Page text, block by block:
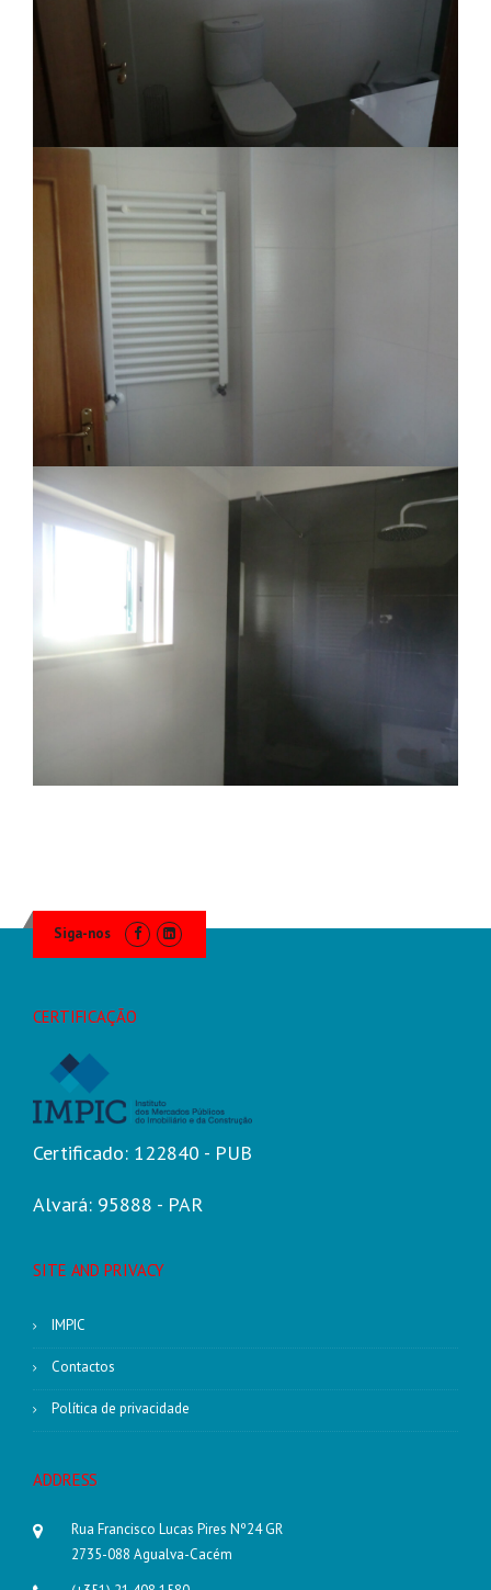
Siga-nos
CERTIFICAÇÃO
Certificado: 122840 - PUB
Alvará: 95888 - PAR
SITE AND PRIVACY
IMPIC
Contactos
Política de privacidade
ADDRESS
Rua Francisco Lucas Pires Nº24 GR
2735-088 Agualva-Cacém